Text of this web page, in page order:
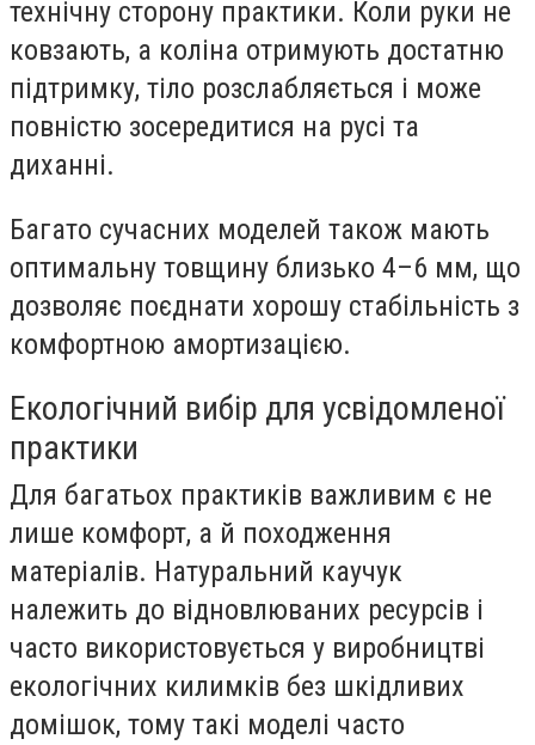
технічну сторону практики. Коли руки не
ковзають, а коліна отримують достатню
підтримку, тіло розслабляється і може
повністю зосередитися на русі та
диханні.
Багато сучасних моделей також мають
оптимальну товщину близько 4–6 мм, що
дозволяє поєднати хорошу стабільність з
комфортною амортизацією.
Екологічний вибір для усвідомленої
практики
Для багатьох практиків важливим є не
лише комфорт, а й походження
матеріалів. Натуральний каучук
належить до відновлюваних ресурсів і
часто використовується у виробництві
екологічних килимків без шкідливих
домішок, тому такі моделі часто